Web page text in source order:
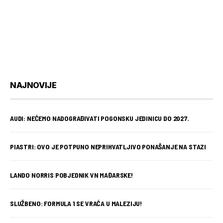
NAJNOVIJE
AUDI: NEĆEMO NADOGRAĐIVATI POGONSKU JEDINICU DO 2027.
PIASTRI: OVO JE POTPUNO NEPRIHVATLJIVO PONAŠANJE NA STAZI
LANDO NORRIS POBJEDNIK VN MAĐARSKE!
SLUŽBENO: FORMULA 1 SE VRAĆA U MALEZIJU!